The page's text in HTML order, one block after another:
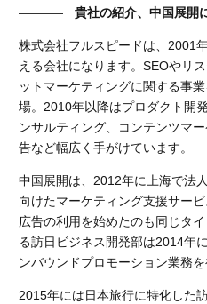
貴社の紹介、中国展開
株式会社フルスピードは、2001
える会社になります。SEOやリ
ットマーケティングに関する事
場。2010年以降はプロダクト開
ンサルティング、コンテンツマ
告など幅広く手がけています。
中国展開は、2012年に上海で法
向けたマーケティング支援サー
広告の利用を始めたのも同じタ
る訪日ビジネス開発部は2014年
ンバウンドプロモーション業務を
2015年には日本旅行に特化した